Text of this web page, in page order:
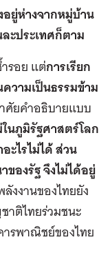
อยู่ห่างจากหมู่บ้าน
ะประเทศก็ตาม
รอย แต่การเรียก
วามเป็นธรรมข้าม
ศัยคำอธิบายแบบ
นภูมิรัฐศาสตร์โลก
ะไรไม่ได้ ส่วน
องรัฐ จึงไม่ได้อยู่
งานของไทยยัง
าติไทยร่วมชนะ
ารพาณิชย์ของไทย